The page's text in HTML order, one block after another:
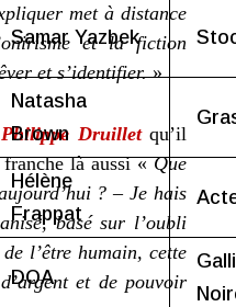
met à distance
et la fiction
et s’identifier.»
Philippe Druillet qu’il
franche là aussi «Que
? – Je hais
basé sur l’oubli
l’être humain, cette
et de pouvoir
Samar Yazbek
Natasha
Brown
Hélène
Frappat
DOA